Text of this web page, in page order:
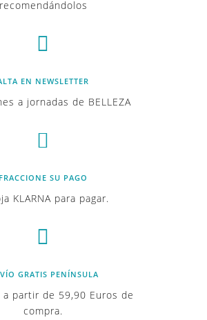
recomendándolos

EN NEWSLETTER
a jornadas de BELLEZA

FRACCIONE SU PAGO
KLARNA para pagar.

GRATIS PENÍNSULA
a partir de 59,90 Euros de
compra.